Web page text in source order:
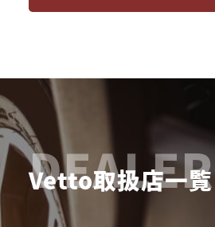
DEALER
Vetto取扱店一覧